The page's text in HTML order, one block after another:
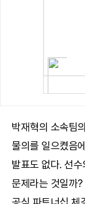
박재혁의 소속팀
물의를 일으켰음
발표도 없다. 선
문제라는 것일까